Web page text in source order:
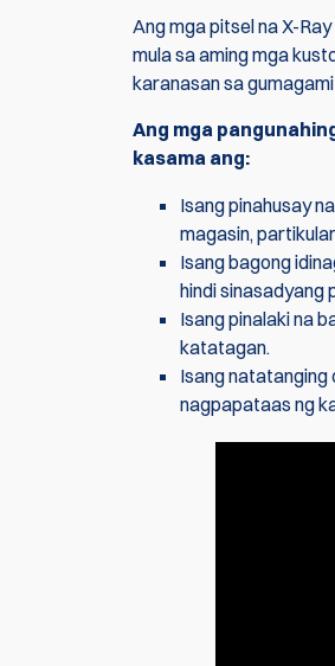
Ang mga pitsel na X-
mula sa aming mga
karanasan sa
Ang mga
kasama ang:
Isang pinahusay
magasin,
Isang bagong
hindi sinasadyang
Isang pinalaki na
katatagan.
Isang natatanging
nagpapataas ng